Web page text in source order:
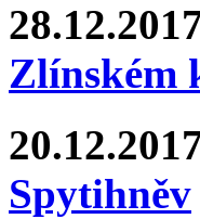
Zlínském
Spytihněv